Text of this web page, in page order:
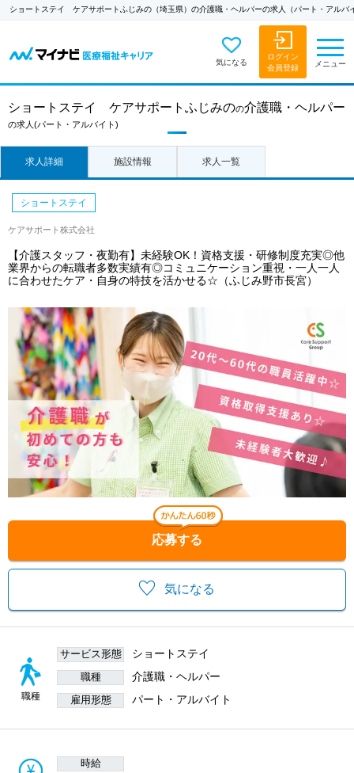
ショートステイ ケアサポートふじみの（埼玉県）の介護職・ヘルパーの求人（パート・アルバ
気になる
ログイン
会員登録
メニュー
ショートステイ ケアサポートふじみのの介護職・ヘルパー
の求人 (パート・アルバイト)
求人詳細 施設情報 求人一覧
気になる
応募する
ショートステイ
ケアサポート株式会社
【介護スタッフ・夜勤有】未経験OK！資格支援・研修制度充実◎他
業界からの転職者多数実績有◎コミュニケーション重視・一人一人
に合わせたケア・自身の特技を活かせる☆（ふじみ野市長宮）
職種
サービス形態 ショートステイ
職種 介護職・ヘルパー
雇用形態 パート・アルバイト
時給